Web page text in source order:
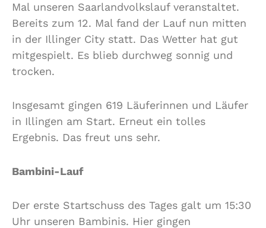
Mal unseren Saarlandvolkslauf veranstaltet.
Bereits zum 12. Mal fand der Lauf nun mitten
in der Illinger City statt. Das Wetter hat gut
mitgespielt. Es blieb durchweg sonnig und
trocken.
Insgesamt gingen 619 Läuferinnen und Läufer
in Illingen am Start. Erneut ein tolles
Ergebnis. Das freut uns sehr.
Bambini-Lauf
Der erste Startschuss des Tages galt um 15:30
Uhr unseren Bambinis. Hier gingen